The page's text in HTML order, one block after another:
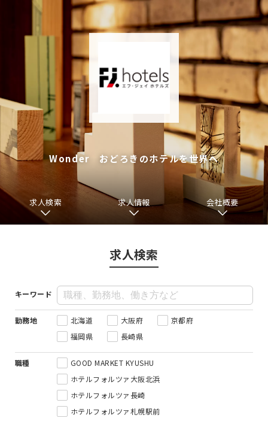
Wonder おどろきのホテルを世界へ
求人検索 求人情報 会社概要
求人検索
キーワード
勤務地 北海道 大阪府
京都府
福岡県
長崎県
職種
GOOD MARKET KYUSHU
ホテルフォルツァ大阪北浜
ホテルフォルツァ長崎
ホテルフォルツァ札幌駅前